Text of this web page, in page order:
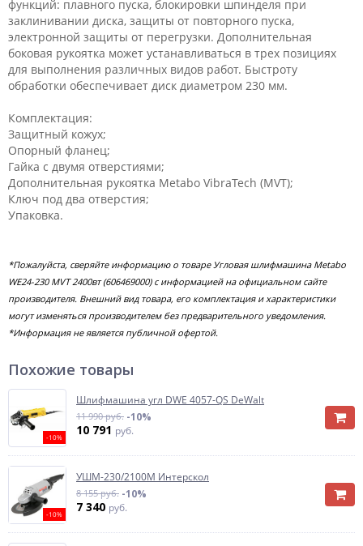
функций: плавного пуска, блокировки шпинделя при
заклинивании диска, защиты от повторного пуска,
электронной защиты от перегрузки. Дополнительная
боковая рукоятка может устанавливаться в трех позициях
для выполнения различных видов работ. Быстроту
обработки обеспечивает диск диаметром 230 мм.
Комплектация:
Защитный кожух;
Опорный фланец;
Гайка с двумя отверстиями;
Дополнительная рукоятка Metabo VibraTech (MVT);
Ключ под два отверстия;
Упаковка.
*Пожалуйста, сверяйте информацию о товаре Угловая шлифмашина Metabo
WE24-230 MVT 2400вт (606469000) с информацией на официальном сайте
производителя. Внешний вид товара, его комплектация и характеристики
могут изменяться производителем без предварительного уведомления.
*Информация не является публичной офертой.
Похожие товары
-10%
Шлифмашина угл DWE 4057-QS DeWalt
11 990 руб. -10%
10 791 руб.
-10%
УШМ-230/2100М Интерскол
8 155 руб. -10%
7 340 руб.